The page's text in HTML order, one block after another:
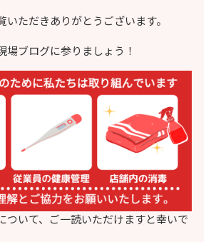
いただきありがとうございます。
場ブログに参りましょう！
いて、ご一読いただけますと幸いで